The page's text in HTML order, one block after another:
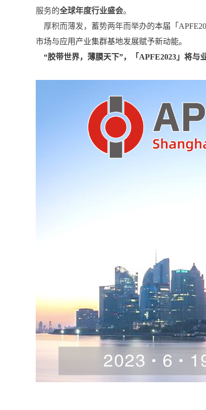
服务的全球年度行业盛会。
厚积而薄发，蓄势两年而举办的本届「
市场与应用产业集群基地发展赋予新动能。
“胶带世界，薄膜天下”，「APFE2023」将